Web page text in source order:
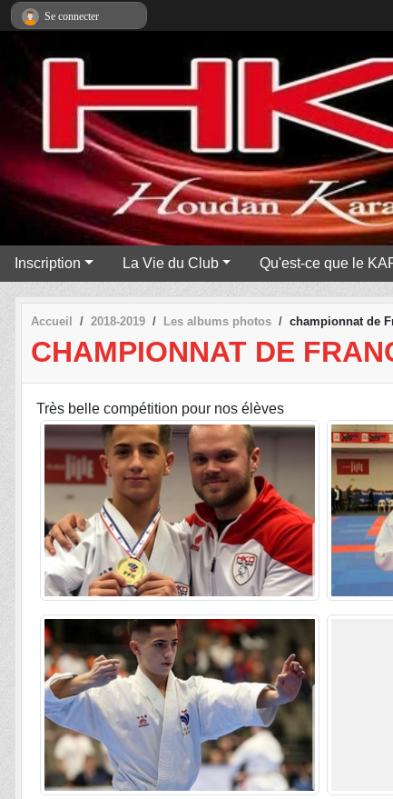
Inscription La Vie du Club Qu'est-ce que le
Accueil 2018-2019 Les albums photos championnat de
CHAMPIONNAT DE
Très belle compétition pour nos élèves
Se connecter
Panneau de gestion des cookies